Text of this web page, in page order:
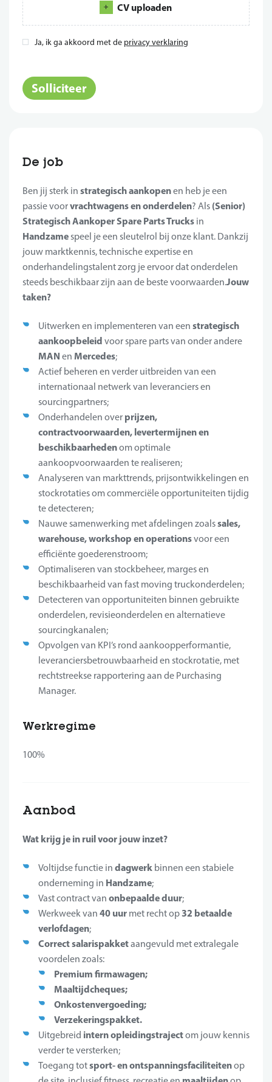
CV uploaden
Ja, ik ga akkoord met de privacy verklaring
Solliciteer
De job
Ben jij sterk in strategisch aankopenen heb je een
passie voorvrachtwagens en onderdelen? Als (Senior)
Strategisch Aankoper Spare Parts Trucks in
Handzamespeel je een sleutelrol bij onze klant. Dankzij
jouw marktkennis, technische expertise en
onderhandelingstalent zorg je ervoor dat onderdelen
steeds beschikbaar zijn aan de beste voorwaarden.Jouw
taken?
Uitwerken en implementeren van een strategisch
aankoopbeleid voor spare parts van onder andere
MAN en Mercedes;
Actief beheren en verder uitbreiden van een
internationaal netwerk van leveranciers en
sourcingpartners;
Onderhandelen over prijzen,
contractvoorwaarden, levertermijnen en
beschikbaarhedenom optimale
aankoopvoorwaarden te realiseren;
Analyseren van markttrends, prijsontwikkelingen en
stockrotaties om commerciële opportuniteiten tijdig
te detecteren;
Nauwe samenwerking met afdelingen zoalssales,
warehouse, workshop en operationsvoor een
efficiënte goederenstroom;
Optimaliseren van stockbeheer, marges en
beschikbaarheid van fast moving truckonderdelen;
Detecteren van opportuniteiten binnen gebruikte
onderdelen, revisieonderdelen en alternatieve
sourcingkanalen;
Opvolgen van KPI’s rond aankoopperformantie,
leveranciersbetrouwbaarheid en stockrotatie, met
rechtstreekse rapportering aan de Purchasing
Manager.
Werkregime
100%
Aanbod
Wat krijg je in ruil voor jouw inzet?
Voltijdse functie in dagwerk binnen een stabiele
onderneming in Handzame;
Vast contract van onbepaalde duur;
Werkweek van 40 uur met recht op32 betaalde
verlofdagen;
Correct salarispakketaangevuld met extralegale
voordelen zoals:
Premium firmawagen;
Maaltijdcheques;
Onkostenvergoeding;
Verzekeringspakket.
Uitgebreid intern opleidingstrajectom jouw kennis
verder te versterken;
Toegang totsport- en ontspanningsfaciliteitenop